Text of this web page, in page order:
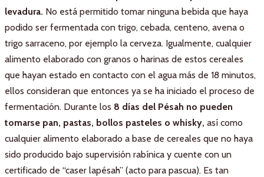
levadura. No está permitido tomar ninguna bebida que haya
podido ser fermentada con trigo, cebada, centeno, avena o
trigo sarraceno, por ejemplo la cerveza. Igualmente, cualquier
alimento elaborado con granos o harinas de estos cereales
que hayan estado en contacto con el agua más de 18 minutos,
ellos consideran que entonces ya se ha iniciado el proceso de
fermentación. Durante los 8 días del Pésah no pueden
tomarse pan, pastas, bollos pasteles o whisky, así como
cualquier alimento elaborado a base de cereales que no haya
sido producido bajo supervisión rabínica y cuente con un
certificado de “caser lapésah” (acto para pascua). Es tan